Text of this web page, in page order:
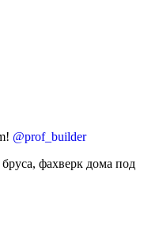
@prof_builder
фахверк дома под